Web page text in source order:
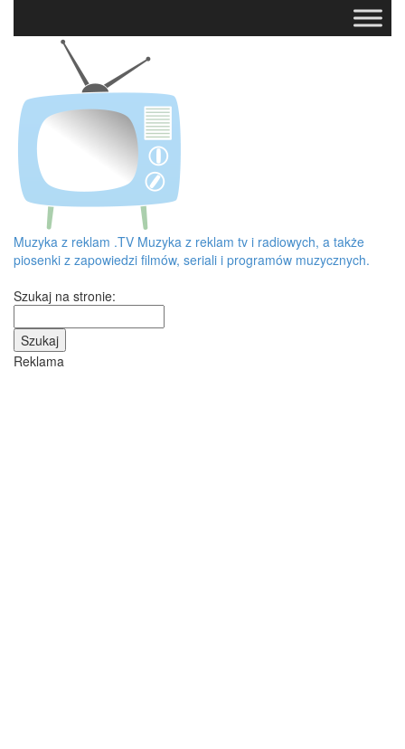
Muzyka z reklam .TV Muzyka z reklam tv i radiowych, a także
piosenki z zapowiedzi filmów, seriali i programów muzycznych.
Szukaj na stronie:
Reklama